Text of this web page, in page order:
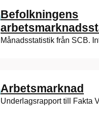
Befolkningens
Månadsstatistik från SCB.
Arbetsmarknad
Underlagsrapport till Fakta